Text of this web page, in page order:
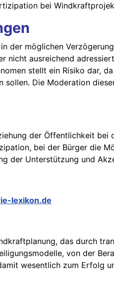
bei
der möglichen
nicht ausreichend
stellt ein Risiko dar,
Die Moderation
der Öffentlichkeit bei
bei der Bürger die
der Unterstützung und
lexikon.de
das durch
von der
wesentlich zum Erfolg